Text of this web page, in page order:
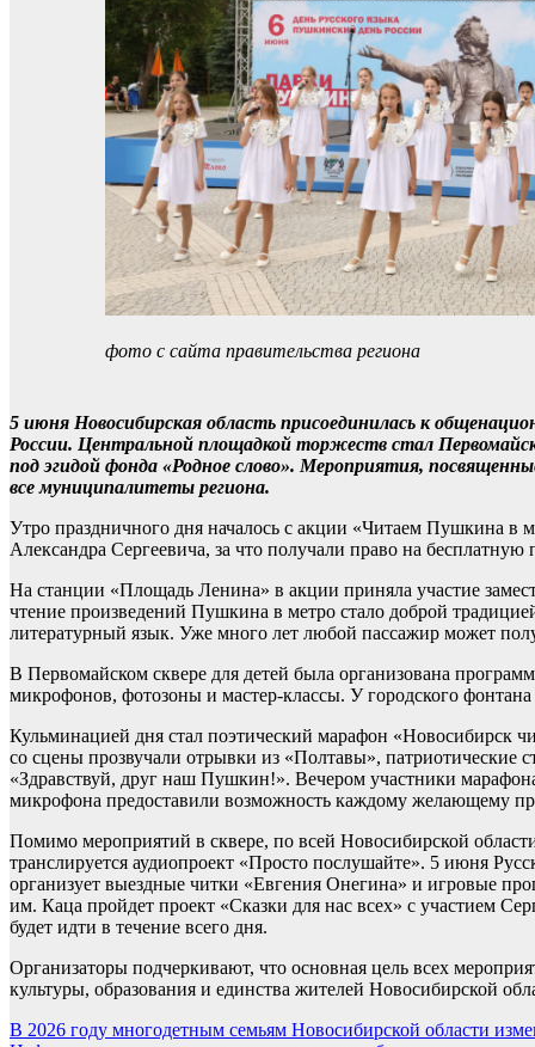
фото с сайта правительства региона
5 июня Новосибирская область присоединилась к
России. Центральной площадкой торжеств стал
под эгидой фонда «Родное слово». Мероприятия,
все муниципалитеты региона.
Утро праздничного дня началось с акции «Читаем Пушкина в
Александра Сергеевича, за что получали право на бесплатную
На станции «Площадь Ленина» в акции приняла участие
чтение произведений Пушкина в метро стало доброй
литературный язык. Уже много лет любой пассажир может
В Первомайском сквере для детей была организована
микрофонов, фотозоны и мастер-классы. У городского
Кульминацией дня стал поэтический марафон «Новосибирск
со сцены прозвучали отрывки из «Полтавы», патриотические
«Здравствуй, друг наш Пушкин!». Вечером участники
микрофона предоставили возможность каждому желающему
Помимо мероприятий в сквере, по всей Новосибирской
транслируется аудиопроект «Просто послушайте». 5 июня
организует выездные читки «Евгения Онегина» и игровые
им. Каца пройдет проект «Сказки для нас всех» с участием
будет идти в течение всего дня.
Организаторы подчеркивают, что основная цель всех
культуры, образования и единства жителей Новосибирской
Навигация
В 2026 году многодетным семьям Новосибирской области